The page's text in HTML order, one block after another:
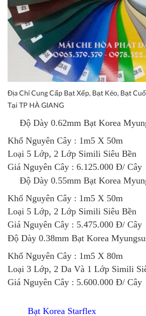
Địa Chỉ Cung Cấp Bạt Xếp, Bạt Kéo, Bạt
Tại TP HÀ GIANG
Độ Dày 0.62mm Bạt Korea
Khổ Nguyên Cây : 1m5 X 50m
Loại 5 Lớp, 2 Lớp Simili Siêu Bền
Giá Nguyên Cây : 6.125.000 Đ/ Cây
Độ Dày 0.55mm Bạt Korea
Khổ Nguyên Cây : 1m5 X 50m
Loại 5 Lớp, 2 Lớp Simili Siêu Bền
Giá Nguyên Cây : 5.475.000 Đ/ Cây
Độ Dày 0.38mm Bạt Korea
Khổ Nguyên Cây : 1m5 X 80m
Loại 3 Lớp, 2 Da Và 1 Lớp Simili
Giá Nguyên Cây : 5.600.000 Đ/ Cây
Bạt Korea Starflex